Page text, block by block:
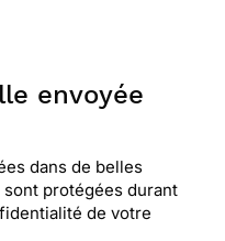
envoyée
dans de belles
protégées durant
de votre